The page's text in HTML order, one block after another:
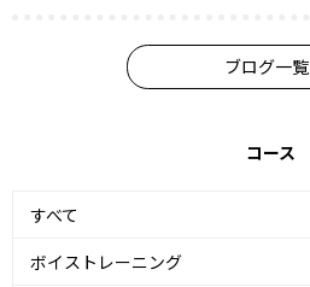
ブログ一覧
コース
すべて
ボイストレーニング